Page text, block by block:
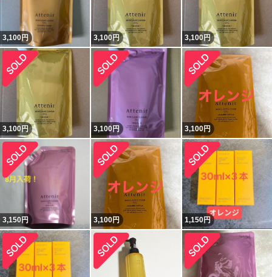
3,100円 3,100円 3,100円
3,100円 3,100円 3,100円
3,150円 3,100円 1,150円